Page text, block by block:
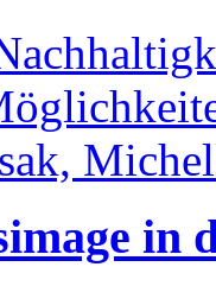
in